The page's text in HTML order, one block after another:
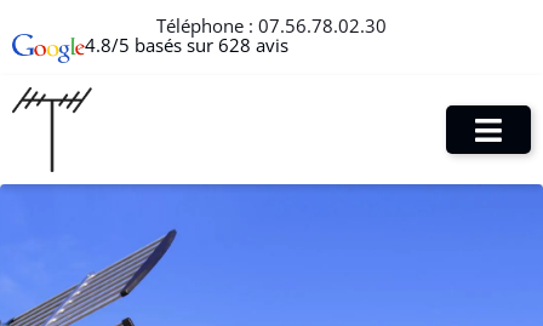
Téléphone : 07.56.78.02.30
4.8/5 basés sur 628 avis